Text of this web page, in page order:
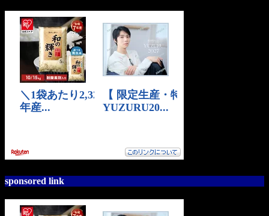
sponsored link